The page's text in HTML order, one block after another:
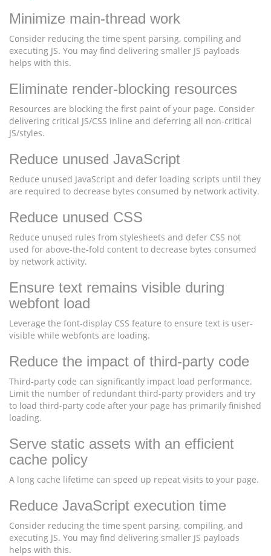
Minimize main-thread work
Consider reducing the time spent parsing, compiling and
executing JS. You may find delivering smaller JS payloads
helps with this.
Eliminate render-blocking resources
Resources are blocking the first paint of your page. Consider
delivering critical JS/CSS inline and deferring all non-critical
JS/styles.
Reduce unused JavaScript
Reduce unused JavaScript and defer loading scripts until they
are required to decrease bytes consumed by network activity.
Reduce unused CSS
Reduce unused rules from stylesheets and defer CSS not
used for above-the-fold content to decrease bytes consumed
by network activity.
Ensure text remains visible during
webfont load
Leverage the font-display CSS feature to ensure text is user-
visible while webfonts are loading.
Reduce the impact of third-party code
Third-party code can significantly impact load performance.
Limit the number of redundant third-party providers and try
to load third-party code after your page has primarily finished
loading.
Serve static assets with an efficient
cache policy
A long cache lifetime can speed up repeat visits to your page.
Reduce JavaScript execution time
Consider reducing the time spent parsing, compiling, and
executing JS. You may find delivering smaller JS payloads
helps with this.